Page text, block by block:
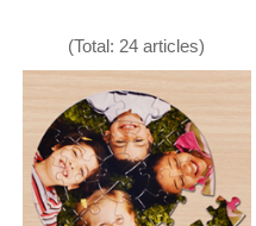
(Total: 24 articles)